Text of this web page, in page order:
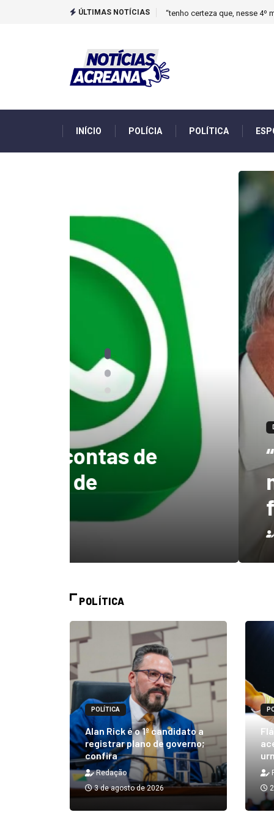
ÚLTIMAS NOTÍCIAS Novo boletim indica El Niño
INÍCIO POLÍCIA POLÍTICA
DESTAQUES
“tenho certeza
mandato, Lula
ficar no
POLÍTICA
POLÍTICA
Alan Rick é o 1º candidato a
registrar plano de governo;
confira
Redação
3 de agosto de 2026